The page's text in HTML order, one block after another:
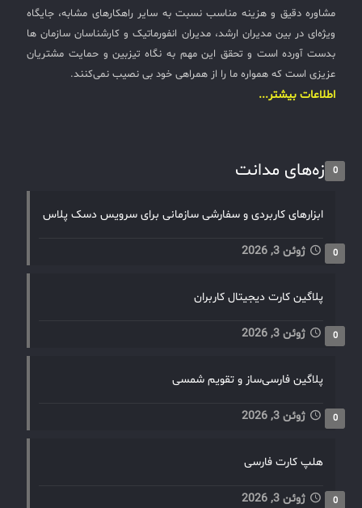
مشاوره دقیق و هزینه مناسب نسبت به سایر راهکارهای مشابه، جایگاه
ویژه‌ای در بین مدیران ارشد، مدیران انفورماتیک و کارشناسان سازمان ها
بدست آورده است و تحقق این مهم به نگاه تیزبین و حمایت مشتریان
عزیزی است که همواره ما را از همراهی خود بی نصیب نمی‌کنند.
اطلاعات بیشتر...
تازه‌های مدانت0
ابزارهای کاربردی و سفارشی سازمانی برای سرویس دسک پلاس
ژوئن 3, 2026 0
پلاگین کارت دیجیتال کاربران
ژوئن 3, 2026 0
پلاگین فارسی‌ساز و تقویم شمسی
ژوئن 3, 2026 0
هلپ کارت فارسی
ژوئن 3, 2026 0